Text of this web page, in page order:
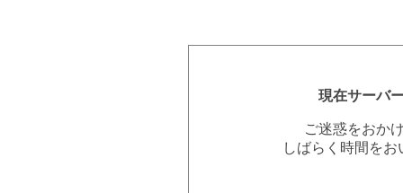
現在サーバ
ご迷惑をおか
しばらく時間を